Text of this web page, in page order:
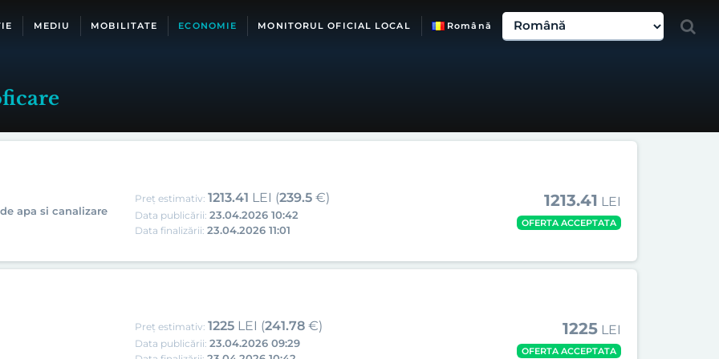
MEDIU MOBILITATE ECONOMIE MONITORUL OFICIAL LOCAL Română
apa si canalizare
Preț estimativ:1213.41 LEI (239.5 €)
Data publicării:23.04.2026 10:42
Data finalizării:23.04.2026 11:01
1213.41 LEI
OFERTA ACCEPTATA
Preț estimativ:1225 LEI (241.78 €)
Data publicării:23.04.2026 09:29
1225 LEI
OFERTA ACCEPTATA